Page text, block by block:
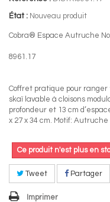
État : Nouveau produit
Cobra® Espace Autruche
8961.17
Coffret pratique pour ranger
skaï lavable à cloisons
profondeur et 13 cm
x 27 x 34 cm. Motif:
Ce produit n'est plus en
Tweet Partager
Imprimer